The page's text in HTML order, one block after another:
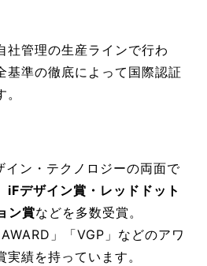
社管理の生産ラインで行わ
基準の徹底によって国際認証
ン・テクノロジーの両面で
iFデザイン賞・レッドドット
ン賞などを多数受賞。
」「VGP」などのアワ
績を持っています。